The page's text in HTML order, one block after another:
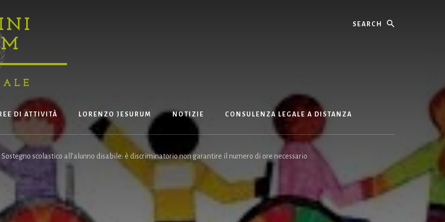
DI ATTIVITÀ LORENZO JESURUM NOTIZIE CONSULENZA LEGALE A DISTANZA
Sostegno scolastico all’alunno disabile: è discriminatorio non garantire il numero di ore necessario